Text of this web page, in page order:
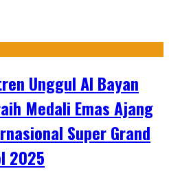
Unggul Al Bayan
Medali Emas Ajang
Super Grand
2025